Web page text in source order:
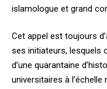
islamologue et grand
Cet appel est toujours
ses initiateurs, lesquels
d’une quarantaine
universitaires à